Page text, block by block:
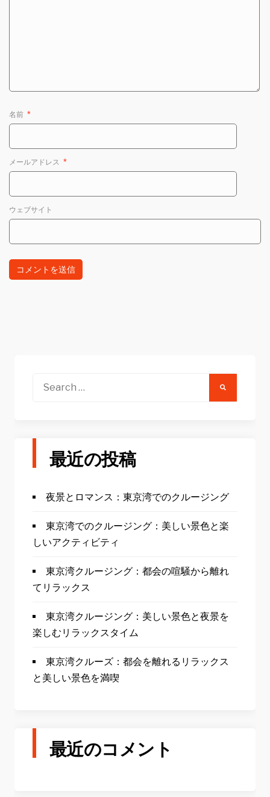
名前 *
メールアドレス *
ウェブサイト
Search
最近の投稿
夜景とロマンス：東京湾でのクルージング
東京湾でのクルージング：美しい景色と楽
しいアクティビティ
東京湾クルージング：都会の喧騒から離れ
てリラックス
東京湾クルージング：美しい景色と夜景を
楽しむリラックスタイム
東京湾クルーズ：都会を離れるリラックス
と美しい景色を満喫
最近のコメント